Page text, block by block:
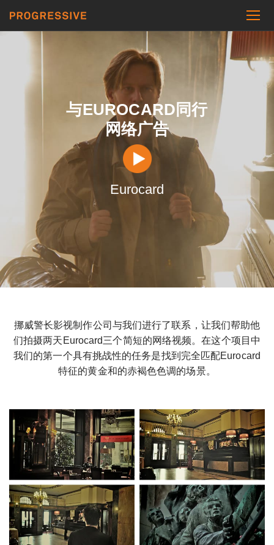
与EUROCARD同行
网络广告
Eurocard
挪威警长影视制作公司与我们进行了联系，让我们帮助他
们拍摄两天Eurocard三个简短的网络视频。在这个项目中
我们的第一个具有挑战性的任务是找到完全匹配Eurocard
特征的黄金和的赤褐色色调的场景。